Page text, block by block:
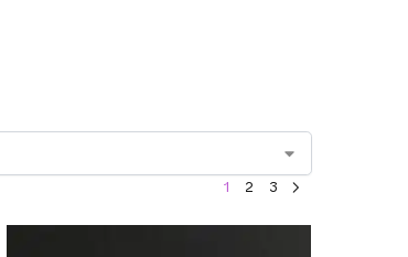
1 2 3